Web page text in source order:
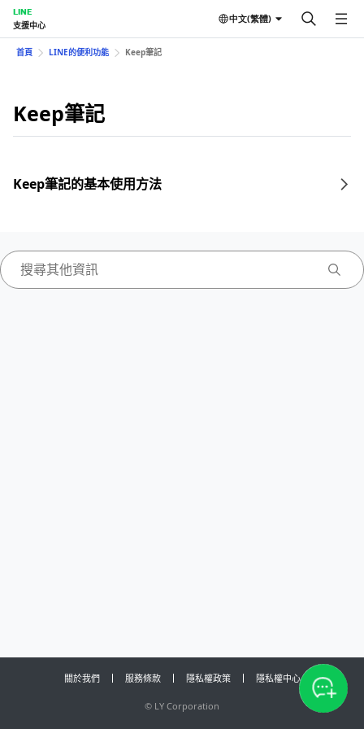
LINE
支援中心
中文(繁體)
首頁 LINE的便利功能 Keep筆記
Keep筆記
Keep筆記的基本使用方法
關於我們 服務條款 隱私權政策 隱私權中心
© LY Corporation